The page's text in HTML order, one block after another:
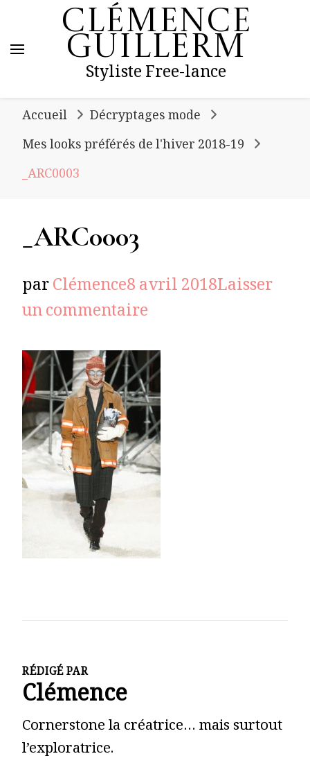
Clémence
Guillerm
Styliste Free-lance
Accueil
Décryptages mode
Mes looks préférés de l'hiver 2018-19
_ARC0003
_ARC0003
parClémence8 avril 2018Laisser
un commentaire
RÉDIGÉ PAR
Clémence
Cornerstone la créatrice… mais surtout
l’exploratrice.